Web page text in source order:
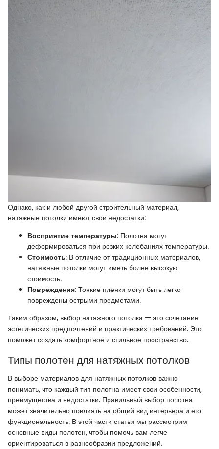
Однако, как и любой другой строительный материал,
натяжные потолки имеют свои недостатки:
Восприятие температуры: Полотна могут
деформироваться при резких колебаниях температуры.
Стоимость: В отличие от традиционных материалов,
натяжные потолки могут иметь более высокую
стоимость.
Повреждения: Тонкие пленки могут быть легко
повреждены острыми предметами.
Таким образом, выбор натяжного потолка — это сочетание
эстетических предпочтений и практических требований. Это
поможет создать комфортное и стильное пространство.
Типы полотен для натяжных потолков
В выборе материалов для натяжных потолков важно
понимать, что каждый тип полотна имеет свои особенности,
преимущества и недостатки. Правильный выбор полотна
может значительно повлиять на общий вид интерьера и его
функциональность. В этой части статьи мы рассмотрим
основные виды полотен, чтобы помочь вам легче
ориентироваться в разнообразии предложений.